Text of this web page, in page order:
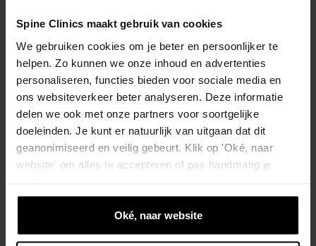
Spine Clinics maakt gebruik van cookies
We gebruiken cookies om je beter en persoonlijker te
helpen. Zo kunnen we onze inhoud en advertenties
personaliseren, functies bieden voor sociale media en
ons websiteverkeer beter analyseren. Deze informatie
delen we ook met onze partners voor soortgelijke
doeleinden. Je kunt er natuurlijk van uitgaan dat dit
geanonimiseerd en veilig gebeurt. Klik op 'Oké, naar
website' om alles te accepteren of pas handmatig je
Oké, naar website
beweging.
04
Manuele
therapie, afvallen
en operatie: wat
werkt?
onderzoek. In een zorgvuldig opgezette studie
in JAMA (2014) met 102 patiënten bleek een